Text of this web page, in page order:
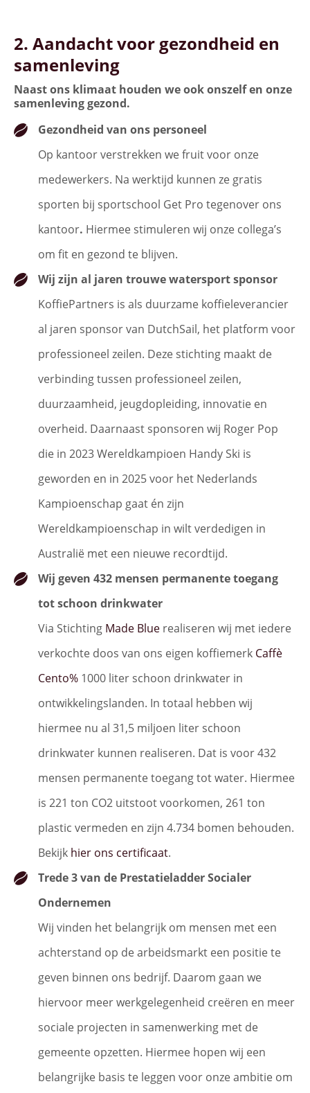
2. Aandacht voor gezondheid en
samenleving
Naast ons klimaat houden we ook onszelf en onze
samenleving gezond.
Gezondheid van ons personeel
Op kantoor verstrekken we fruit voor onze
medewerkers. Na werktijd kunnen ze gratis
sporten bij sportschool Get Pro tegenover ons
kantoor. Hiermee stimuleren wij onze collega’s
om fit en gezond te blijven.
Wij zijn al jaren trouwe watersport sponsor
KoffiePartners is als duurzame koffieleverancier
al jaren sponsor van DutchSail, het platform voor
professioneel zeilen. Deze stichting maakt de
verbinding tussen professioneel zeilen,
duurzaamheid, jeugdopleiding, innovatie en
overheid. Daarnaast sponsoren wij Roger Pop
die in 2023 Wereldkampioen Handy Ski is
geworden en in 2025 voor het Nederlands
Kampioenschap gaat én zijn
Wereldkampioenschap in wilt verdedigen in
Australië met een nieuwe recordtijd.
Wij geven 432 mensen permanente toegang
tot schoon drinkwater
Via Stichting Made Blue realiseren wij met iedere
verkochte doos van ons eigen koffiemerk Caffè
Cento% 1000 liter schoon drinkwater in
ontwikkelingslanden. In totaal hebben wij
hiermee nu al 31,5 miljoen liter schoon
drinkwater kunnen realiseren. Dat is voor 432
mensen permanente toegang tot water. Hiermee
is 221 ton CO2 uitstoot voorkomen, 261 ton
plastic vermeden en zijn 4.734 bomen behouden.
Bekijk hier ons certificaat.
Trede 3 van de Prestatieladder Socialer
Ondernemen
Wij vinden het belangrijk om mensen met een
achterstand op de arbeidsmarkt een positie te
geven binnen ons bedrijf. Daarom gaan we
hiervoor meer werkgelegenheid creëren en meer
sociale projecten in samenwerking met de
gemeente opzetten. Hiermee hopen wij een
belangrijke basis te leggen voor onze ambitie om